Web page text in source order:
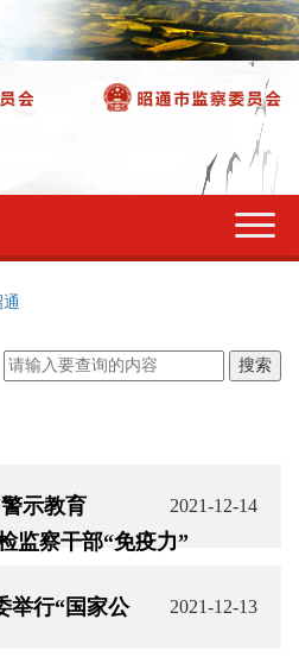
切
换
2021-12-14
示教育
监察干部“免疫力”
2021-12-13
举行“国家公